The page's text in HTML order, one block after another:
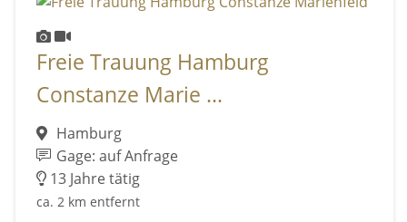
Freie Trauung Hamburg
Constanze Marie ...
Hamburg
Gage: auf Anfrage
13 Jahre tätig
ca. 2 km entfernt